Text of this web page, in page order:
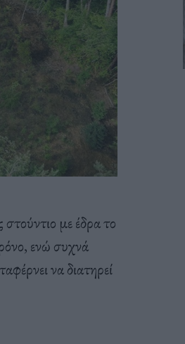
στούντιο μεέδρατο
, ενώ συχνά
φέρνειναδιατηρεί